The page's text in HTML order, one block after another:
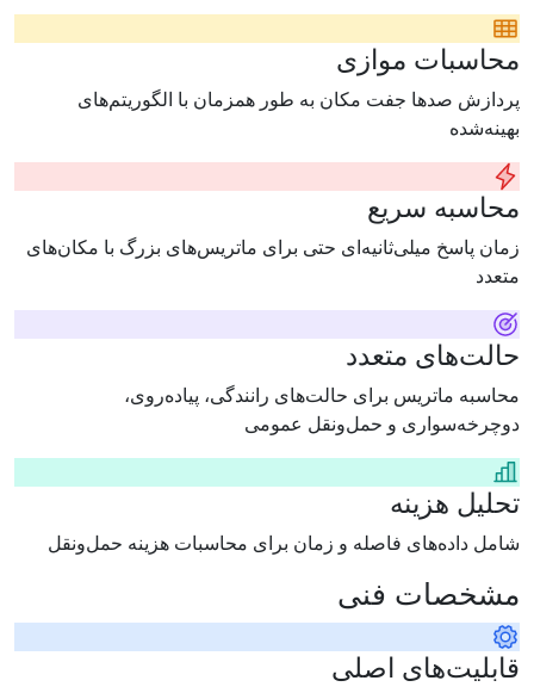
محاسبات موازی
پردازش صدها جفت مکان به طور همزمان با الگوریتم‌های
بهینه‌شده
محاسبه سریع
زمان پاسخ میلی‌ثانیه‌ای حتی برای ماتریس‌های بزرگ با مکان‌های
متعدد
حالت‌های متعدد
محاسبه ماتریس برای حالت‌های رانندگی، پیاده‌روی،
دوچرخه‌سواری و حمل‌ونقل عمومی
تحلیل هزینه
شامل داده‌های فاصله و زمان برای محاسبات هزینه حمل‌ونقل
مشخصات فنی
قابلیت‌های اصلی